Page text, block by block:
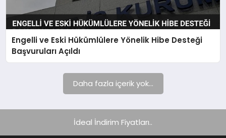
YAŞAM
Engelli ve Eski Hükümlülere Yönelik Hibe Desteği
Başvuruları Açıldı
Daha fazla içerik yok...
İdeal İndirim Fiyatları..